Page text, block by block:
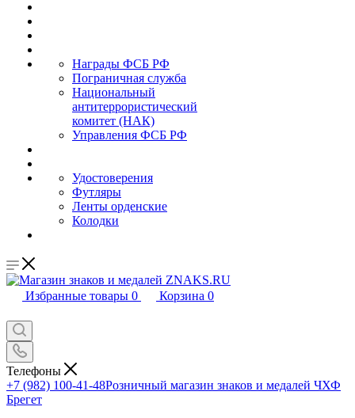
Награды ФСБ РФ
Пограничная служба
Национальный
антитеррористический
комитет (НАК)
Управления ФСБ РФ
Удостоверения
Футляры
Ленты орденские
Колодки
Избранные товары 0 Корзина 0
Телефоны
+7 (982) 100-41-48Розничный магазин знаков и медалей ЧХФ
Брегет